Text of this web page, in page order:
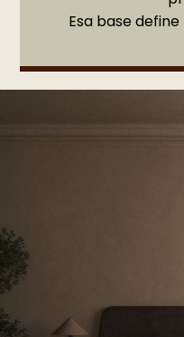
Esa base